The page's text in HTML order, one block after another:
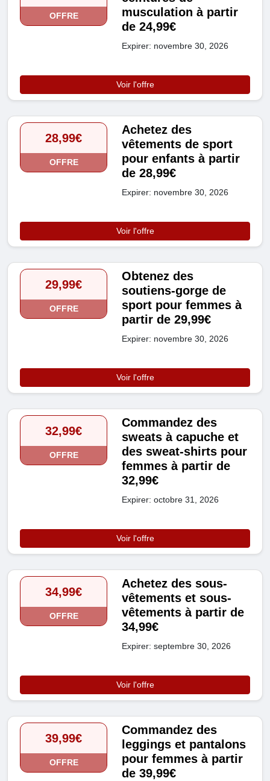
OFFRE
musculation à partir
de 24,99€
Expirer: novembre 30, 2026
Voir l'offre
28,99€
OFFRE
Achetez des
vêtements de sport
pour enfants à partir
de 28,99€
Expirer: novembre 30, 2026
Voir l'offre
29,99€
OFFRE
Obtenez des
soutiens-gorge de
sport pour femmes à
partir de 29,99€
Expirer: novembre 30, 2026
Voir l'offre
32,99€
OFFRE
Commandez des
sweats à capuche et
des sweat-shirts pour
femmes à partir de
32,99€
Expirer: octobre 31, 2026
Voir l'offre
34,99€
OFFRE
Achetez des sous-
vêtements et sous-
vêtements à partir de
34,99€
Expirer: septembre 30, 2026
Voir l'offre
39,99€
OFFRE
Commandez des
leggings et pantalons
pour femmes à partir
de 39,99€